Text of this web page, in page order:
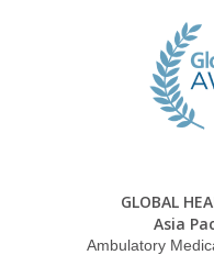
GLOBAL
Asia
Ambulatory